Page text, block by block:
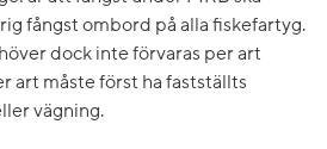
fångst ombord på alla fiskefartyg.
dock inte förvaras per art
art måste först ha fastställts
vägning.